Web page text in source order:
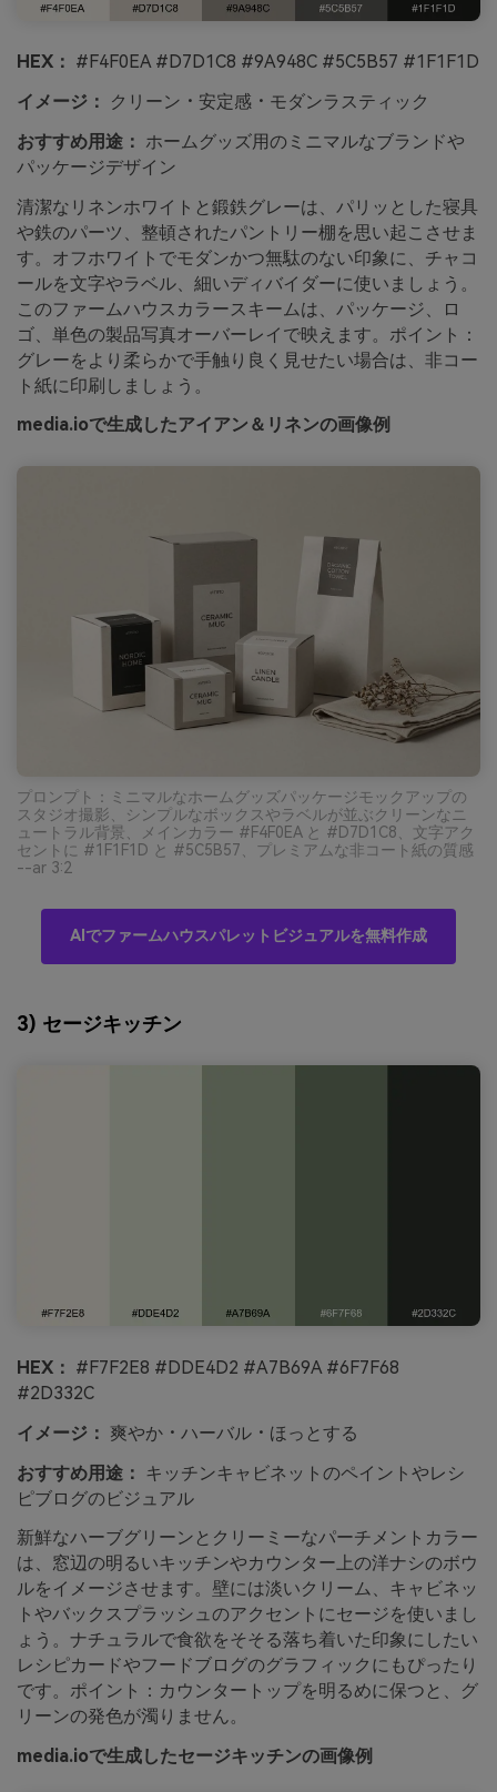
HEX： #F4F0EA #D7D1C8 #9A948C #5C5B57 #1F1F1D
イメージ：
クリーン・安定感・モダンラスティック
おすすめ用途： ホームグッズ用のミニマルなブランドや
パッケージデザイン
清潔なリネンホワイトと鍛鉄グレーは、パリッとした寝具
や鉄のパーツ、整頓されたパントリー棚を思い起こさせま
す。オフホワイトでモダンかつ無駄のない印象に、チャコ
ールを文字やラベル、細いディバイダーに使いましょう。
このファームハウスカラースキームは、パッケージ、ロ
ゴ、単色の製品写真オーバーレイで映えます。ポイント：
グレーをより柔らかで手触り良く見せたい場合は、非コー
ト紙に印刷しましょう。
media.ioで生成したアイアン＆リネンの画像例
プロンプト：ミニマルなホームグッズパッケージモックアップの
スタジオ撮影、シンプルなボックスやラベルが並ぶクリーンなニ
ュートラル背景、メインカラー #F4F0EA と #D7D1C8、文字アク
セントに #1F1F1D と #5C5B57、プレミアムな非コート紙の質感
--ar 3:2
AIでファームハウスパレットビジュアルを無料作成
3) セージキッチン
HEX： #F7F2E8 #DDE4D2 #A7B69A #6F7F68
#2D332C
イメージ： 爽やか・ハーバル・ほっとする
おすすめ用途： キッチンキャビネットのペイントやレシ
ピブログのビジュアル
新鮮なハーブグリーンとクリーミーなパーチメントカラー
は、窓辺の明るいキッチンやカウンター上の洋ナシのボウ
ルをイメージさせます。壁には淡いクリーム、キャビネッ
トやバックスプラッシュのアクセントにセージを使いまし
ょう。ナチュラルで食欲をそそる落ち着いた印象にしたい
レシピカードやフードブログのグラフィックにもぴったり
です。ポイント：カウンタートップを明るめに保つと、グ
リーンの発色が濁りません。
media.ioで生成したセージキッチンの画像例